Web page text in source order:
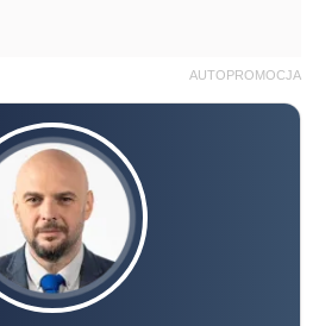
AUTOPROMOCJA